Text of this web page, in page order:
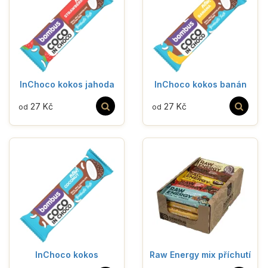
InChoco kokos jahoda
od 27 Kč
InChoco kokos banán
od 27 Kč
InChoco kokos Raw Energy mix příchutí